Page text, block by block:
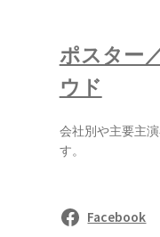
ポスター
ウド
会社別や主要主
す。
Facebook